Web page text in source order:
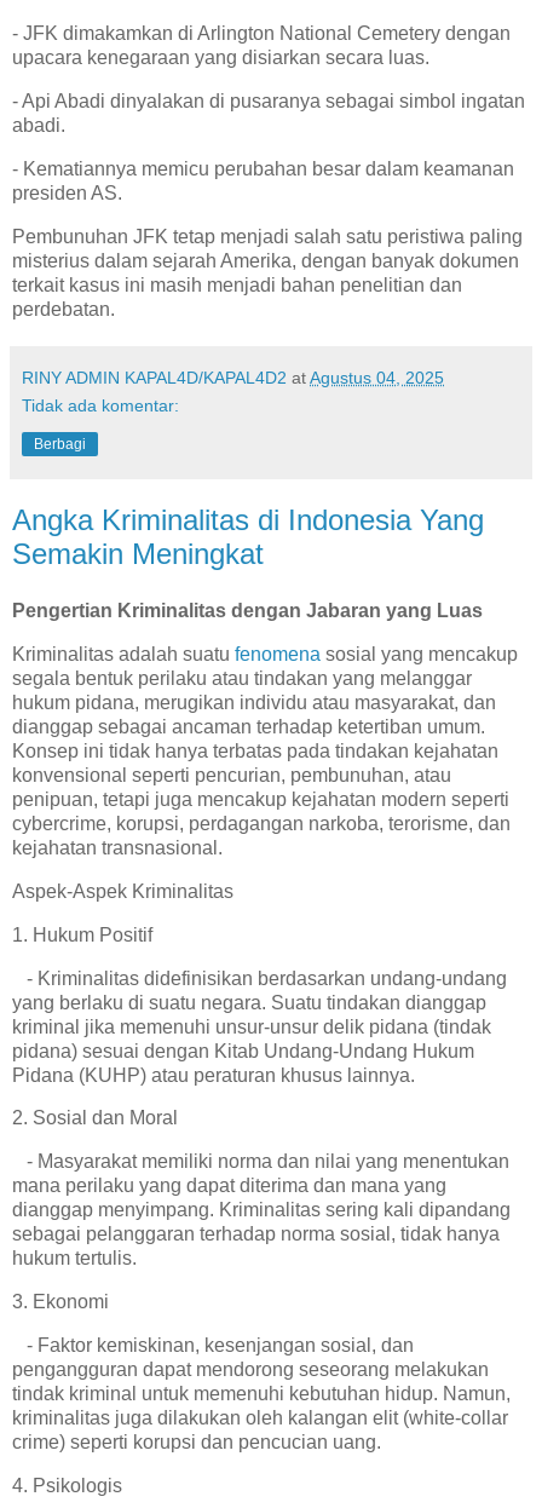
- JFK dimakamkan di Arlington National Cemetery dengan
upacara kenegaraan yang disiarkan secara luas.
- Api Abadi dinyalakan di pusaranya sebagai simbol ingatan
abadi.
- Kematiannya memicu perubahan besar dalam keamanan
presiden AS.
Pembunuhan JFK tetap menjadi salah satu peristiwa paling
misterius dalam sejarah Amerika, dengan banyak dokumen
terkait kasus ini masih menjadi bahan penelitian dan
perdebatan.
RINY ADMIN KAPAL4D/KAPAL4D2 atAgustus 04, 2025
Tidak ada komentar:
Berbagi
Angka Kriminalitas di Indonesia Yang
Semakin Meningkat
Pengertian Kriminalitas dengan Jabaran yang Luas
Kriminalitas adalah suatu fenomena sosial yang mencakup
segala bentuk perilaku atau tindakan yang melanggar
hukum pidana, merugikan individu atau masyarakat, dan
dianggap sebagai ancaman terhadap ketertiban umum.
Konsep ini tidak hanya terbatas pada tindakan kejahatan
konvensional seperti pencurian, pembunuhan, atau
penipuan, tetapi juga mencakup kejahatan modern seperti
cybercrime, korupsi, perdagangan narkoba, terorisme, dan
kejahatan transnasional.
Aspek-Aspek Kriminalitas
1. Hukum Positif
- Kriminalitas didefinisikan berdasarkan undang-undang
yang berlaku di suatu negara. Suatu tindakan dianggap
kriminal jika memenuhi unsur-unsur delik pidana (tindak
pidana) sesuai dengan Kitab Undang-Undang Hukum
Pidana (KUHP) atau peraturan khusus lainnya.
2. Sosial dan Moral
- Masyarakat memiliki norma dan nilai yang menentukan
mana perilaku yang dapat diterima dan mana yang
dianggap menyimpang. Kriminalitas sering kali dipandang
sebagai pelanggaran terhadap norma sosial, tidak hanya
hukum tertulis.
3. Ekonomi
- Faktor kemiskinan, kesenjangan sosial, dan
pengangguran dapat mendorong seseorang melakukan
tindak kriminal untuk memenuhi kebutuhan hidup. Namun,
kriminalitas juga dilakukan oleh kalangan elit (white-collar
crime) seperti korupsi dan pencucian uang.
4. Psikologis